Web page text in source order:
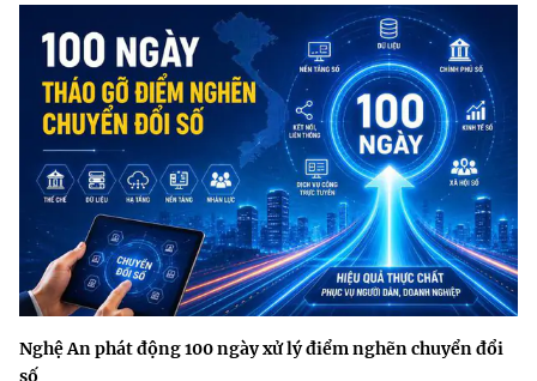
Nghệ An phát động 100 ngày xử lý điểm nghẽn chuyển đổi
số